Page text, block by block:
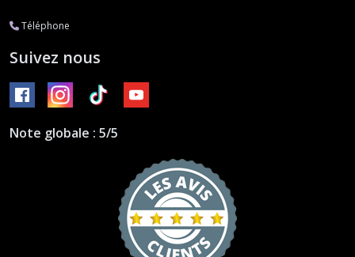
Téléphone
Suivez nous
Note globale : 5/5